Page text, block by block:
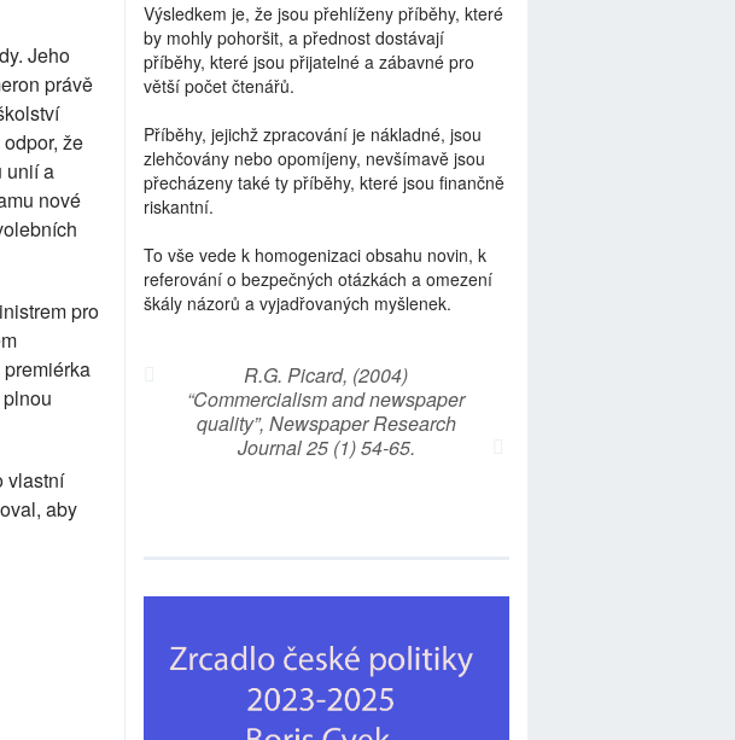
Jeho
právě
že
unií a
nové
pro
vlastní
aby
Výsledkem je, že jsou přehlíženy příběhy, které
by mohly pohoršit, a přednost dostávají
příběhy, které jsou přijatelné a zábavné pro
větší počet čtenářů.
Příběhy, jejichž zpracování je nákladné, jsou
zlehčovány nebo opomíjeny, nevšímavě jsou
přecházeny také ty příběhy, které jsou finančně
riskantní.
To vše vede k homogenizaci obsahu novin, k
referování o bezpečných otázkách a omezení
škály názorů a vyjadřovaných myšlenek.
R.G. Picard, (2004)
“Commercialism and newspaper
quality”, Newspaper Research
Journal 25 (1) 54-65.